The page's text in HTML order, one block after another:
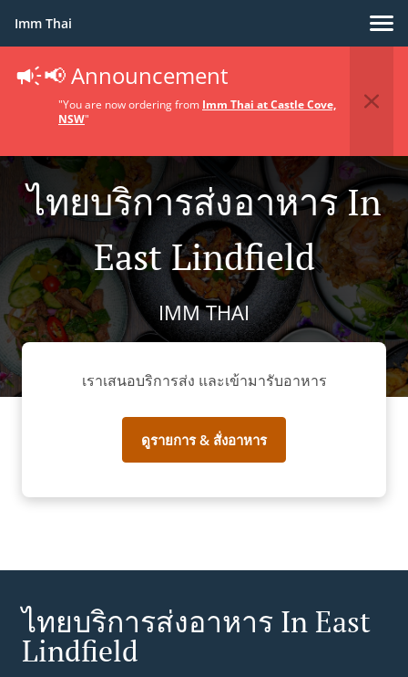
Imm Thai
📢 Announcement
"You are now ordering from Imm Thai at Castle Cove,
NSW"
ไทยบริการส่งอาหาร In
East Lindfield
IMM THAI
เราเสนอบริการส่ง และเข้ามารับอาหาร
ดูรายการ & สั่งอาหาร
ไทยบริการส่งอาหาร In East
Lindfield